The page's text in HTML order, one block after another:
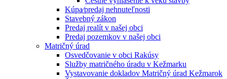
Kúpa⁄predaj nehnuteľnosti
Stavebný zákon
Predaj realít v našej obci
Predaj pozemkov v našej obci
Matričný úrad
Osvedčovanie v obci Rakúsy
Služby matričného úradu v Kežmarku
Vystavovanie dokladov Matričný úrad Kežmarok